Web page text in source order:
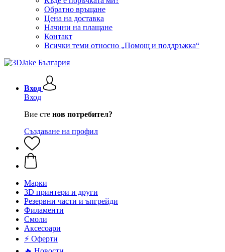
Обратно връщане
Цена на доставка
Начини на плащане
Контакт
Всички теми относно „Помощ и поддръжка“
Вход
Вход
Вие сте нов потребител?
Създаване на профил
Mарки
3D принтери и други
Резервни части и ъпгрейди
Филаменти
Смоли
Аксесоари
⚡ Оферти